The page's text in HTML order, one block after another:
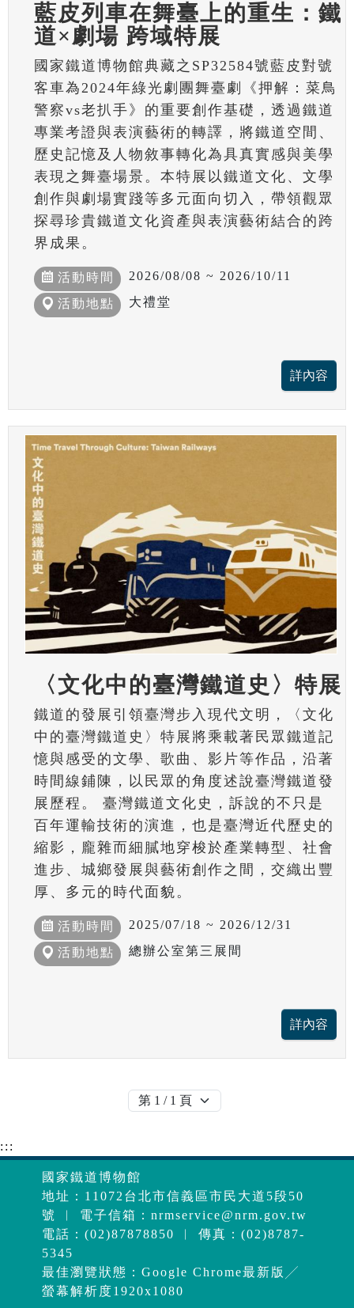
藍皮列車在舞臺上的重生：鐵
道×劇場 跨域特展
國家鐵道博物館典藏之SP32584號藍皮對號
客車為2024年綠光劇團舞臺劇《押解：菜鳥
警察vs老扒手》的重要創作基礎，透過鐵道
專業考證與表演藝術的轉譯，將鐵道空間、
歷史記憶及人物敘事轉化為具真實感與美學
表現之舞臺場景。本特展以鐵道文化、文學
創作與劇場實踐等多元面向切入，帶領觀眾
探尋珍貴鐵道文化資產與表演藝術結合的跨
界成果。
活動時間 2026/08/08 ~ 2026/10/11
活動地點 大禮堂
〈文化中的臺灣鐵道史〉特展
鐵道的發展引領臺灣步入現代文明，〈文化
中的臺灣鐵道史〉特展將乘載著民眾鐵道記
憶與感受的文學、歌曲、影片等作品，沿著
時間線鋪陳，以民眾的角度述說臺灣鐵道發
展歷程。 臺灣鐵道文化史，訴說的不只是
百年運輸技術的演進，也是臺灣近代歷史的
縮影，龐雜而細膩地穿梭於產業轉型、社會
進步、城鄉發展與藝術創作之間，交織出豐
厚、多元的時代面貌。
活動時間 2025/07/18 ~ 2026/12/31
活動地點 總辦公室第三展間
:::
國家鐵道博物館
地址：11072台北市信義區市民大道5段50
號 ︱ 電子信箱： nrmservice@nrm.gov.tw
電話：(02)87878850 ︱ 傳真：(02)8787-
5345
最佳瀏覽狀態：Google Chrome最新版╱
螢幕解析度1920x1080